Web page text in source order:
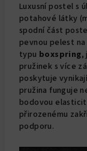
Luxusní postel s
potahové látky
spodní část
pevnou pelest na
typu boxspring, j
pružinek s více
poskytuje
pružina funguje
bodovou
přirozenému
podporu.